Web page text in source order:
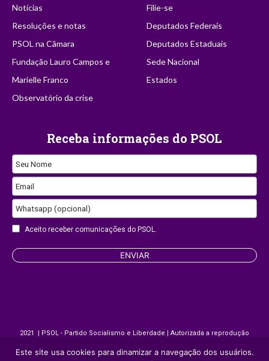
Notícias
Resoluções e notas
PSOL na Câmara
Fundação Lauro Campos e
Marielle Franco
Observatório da crise
Filie-se
Deputados Federais
Deputados Estaduais
Sede Nacional
Estados
Receba informações do PSOL
Seu Nome
Email
Whatsapp (opcional)
Aceito receber comunicações do PSOL.
Website
URL
ENVIAR
2021 | PSOL - Partido Socialismo e Liberdade | Autorizada a reprodução
desde que citada a fonte.
Este site usa cookies para dinamizar a navegação dos usuários.